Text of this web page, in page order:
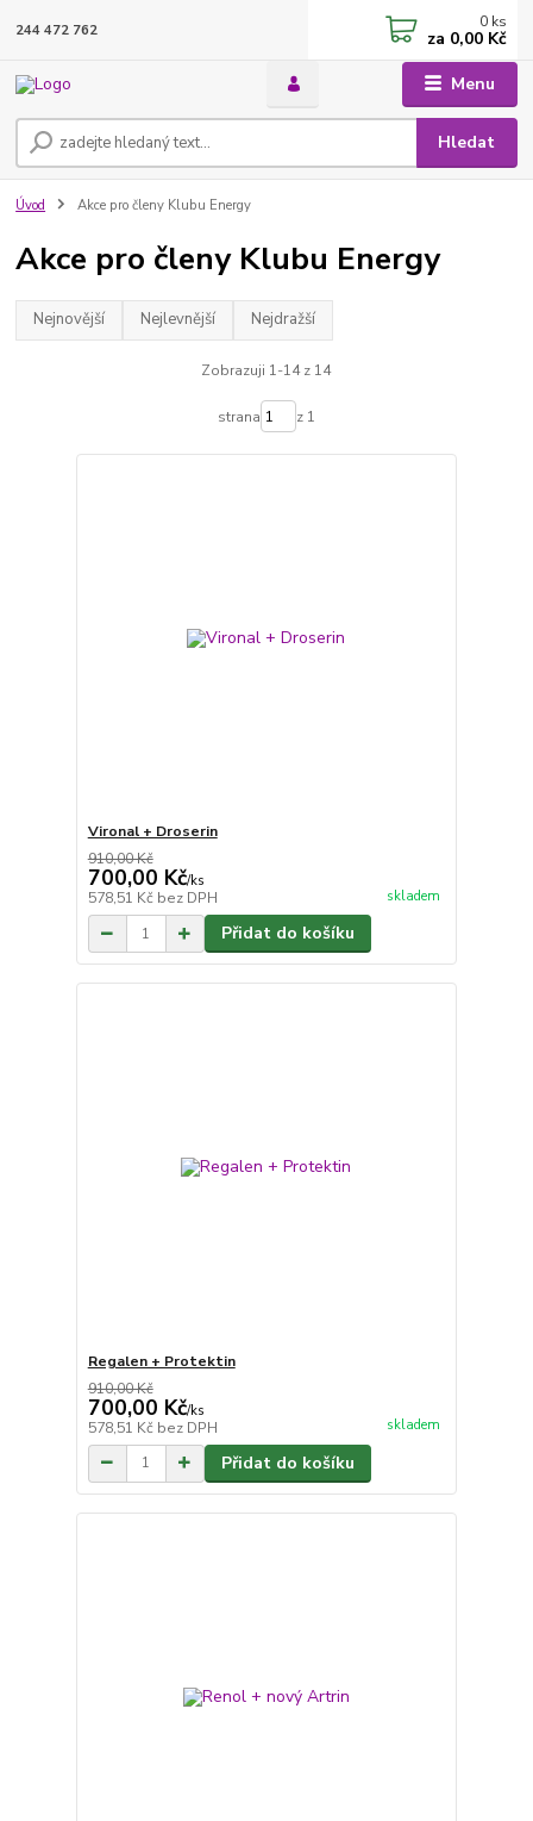
Menu
Hledat
244 472 762 0 ks
za 0,00 Kč
Úvod Akce pro členy Klubu Energy
Akce pro členy Klubu Energy
Nejnovější Nejlevnější Nejdražší
Zobrazuji 1-14 z 14
strana z 1
Vironal + Droserin
910,00 Kč
700,00 Kč/ks
578,51 Kč bez DPH skladem
Přidat do košíku
Regalen + Protektin
910,00 Kč
700,00 Kč/ks
578,51 Kč bez DPH skladem
Přidat do košíku